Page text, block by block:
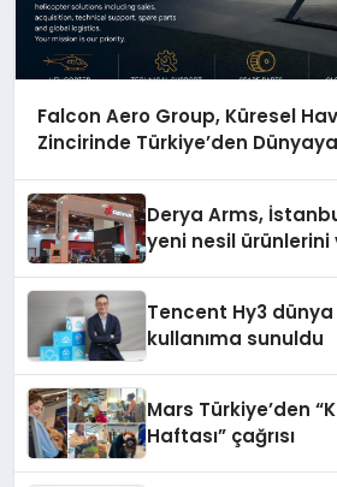
Falcon Aero Group, Küresel
Zincirinde Türkiye’den Dünyaya
Derya Arms,
yeni nesil
Tencent Hy3
kullanıma sunuldu
Mars Türkiye’den
Haftası” çağrısı